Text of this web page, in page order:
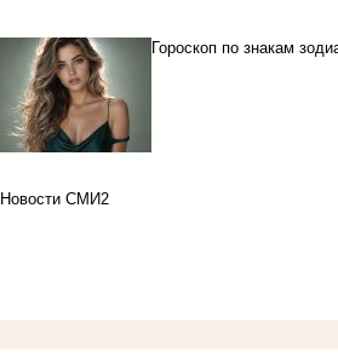
Гороскоп по знакам
Новости СМИ2